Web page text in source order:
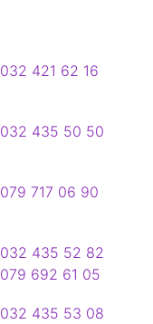
032 421 62 16
032 435 50 50
079 717 06 90
032 435 52 82
079 692 61 05
032 435 53 08